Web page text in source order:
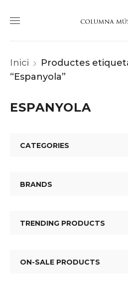
Inici
Productes
“Espanyola”
ESPANYOLA
CATEGORIES
BRANDS
TRENDING PRODUCTS
ON-SALE PRODUCTS